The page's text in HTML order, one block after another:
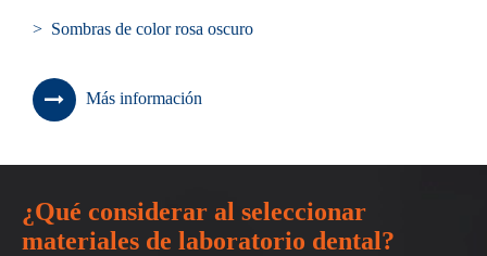
> Sombras de color rosa oscuro
Más información
¿Qué considerar al seleccionar
materiales de laboratorio dental?